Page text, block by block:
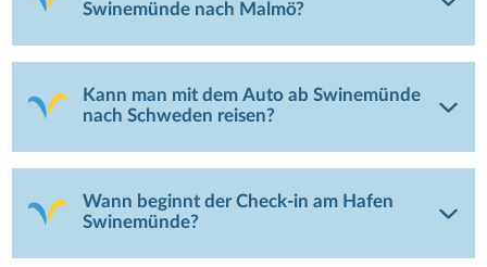
Swinemünde nach Malmö?
Kann man mit dem Auto ab Swinemünde
nach Schweden reisen?
Wann beginnt der Check-in am Hafen
Swinemünde?